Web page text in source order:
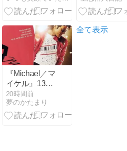
いました
『Michael／マ
イケル』13回
目：応援上映
20時間前
夢のかたまり
全て表示